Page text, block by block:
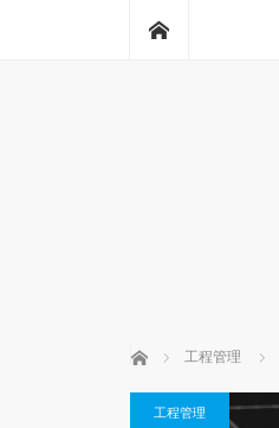
ホーム 工程管理
工程管理